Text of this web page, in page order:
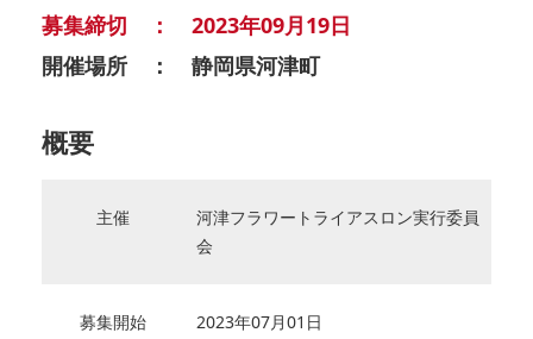
募集締切 ： 2023年09月19日
開催場所 ： 静岡県河津町
概要
主催
河津フラワートライアスロン実行委員
会
募集開始 2023年07月01日